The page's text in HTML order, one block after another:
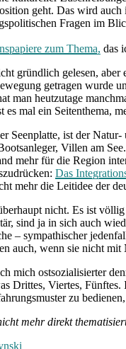
geht. Das wird
Fragen im
zum Thema, das
gründlich gelesen,
getragen wurde
man heutzutage
mal ein Seitenthema,
Seenplatte, ist der
Villen am
mehr für die Region
Das
mehr die Leitidee der
nicht. Es ist
sind ja in sich auch
– sympathischer
auch, wenn sie nicht
mich ostsozialisierter
Drittes, Viertes,
zu
mehr direkt